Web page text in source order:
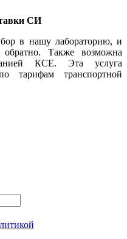
СИ
в нашу лабораторию, и
Также возможна
КСЕ. Эта услуга
тарифам транспортной